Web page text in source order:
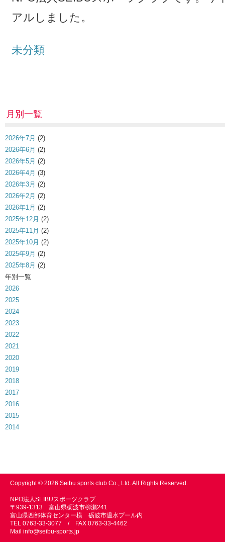
アルしました。
未分類
月別一覧
2026年7月 (2)
2026年6月 (2)
2026年5月 (2)
2026年4月 (3)
2026年3月 (2)
2026年2月 (2)
2026年1月 (2)
2025年12月 (2)
2025年11月 (2)
2025年10月 (2)
2025年9月 (2)
2025年8月 (2)
年別一覧
2026
2025
2024
2023
2022
2021
2020
2019
2018
2017
2016
2015
2014
Copyright © 2026 Seibu sports club Co., Ltd. All Rights Reserved.
NPO法人SEIBUスポーツクラブ
〒939-1313 富山県砺波市柳瀬241
富山県西部体育センター横 砺波市温水プール内
TEL 0763-33-3077 / FAX 0763-33-4462
Mail info@seibu-sports.jp